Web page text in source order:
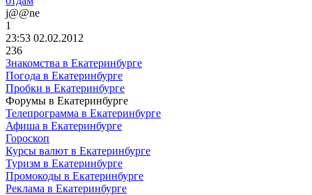
j@@ne
1
23:53 02.02.2012
236
Знакомства в Екатеринбурге
Погода в Екатеринбурге
Пробки в Екатеринбурге
Форумы в Екатеринбурге
Телепрограмма в Екатеринбурге
Афиша в Екатеринбурге
Гороскоп
Курсы валют в Екатеринбурге
Туризм в Екатеринбурге
Промокоды в Екатеринбурге
Реклама в Екатеринбурге